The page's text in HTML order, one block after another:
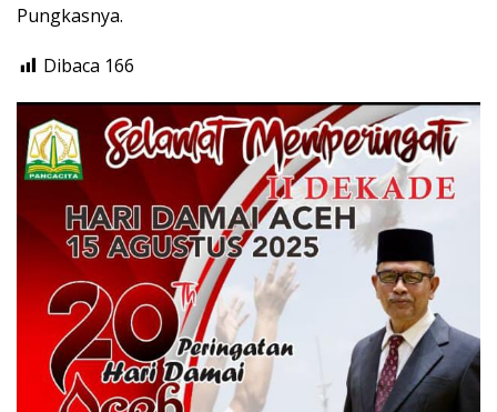
Pungkasnya.
Dibaca 166